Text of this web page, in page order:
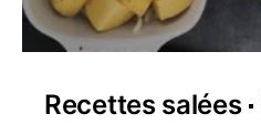
Recettes salées